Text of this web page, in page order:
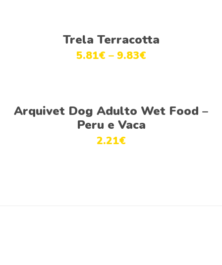
Ver opções
Trela Terracotta
5.81€ – 9.83€
Ver opções
Arquivet Dog Adulto Wet Food –
Peru e Vaca
2.21€